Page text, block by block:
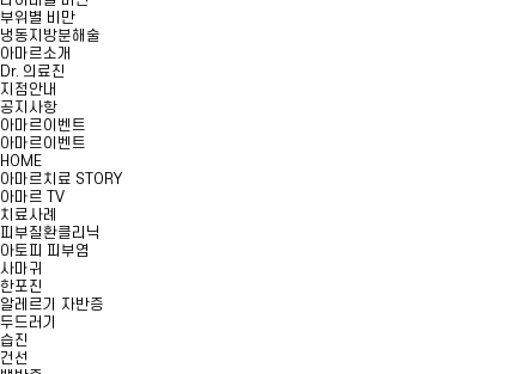
부위별 비만
냉동지방분해술
아마르소개
Dr. 의료진
지점안내
공지사항
아마르이벤트
아마르이벤트
HOME
아마르치료 STORY
아마르 TV
치료사례
피부질환클리닉
아토피 피부염
사마귀
한포진
알레르기 자반증
두드러기
습진
건선